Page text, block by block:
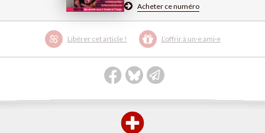
Acheter ce numéro
Libérer cet article ! L’offrir à un·e ami·e